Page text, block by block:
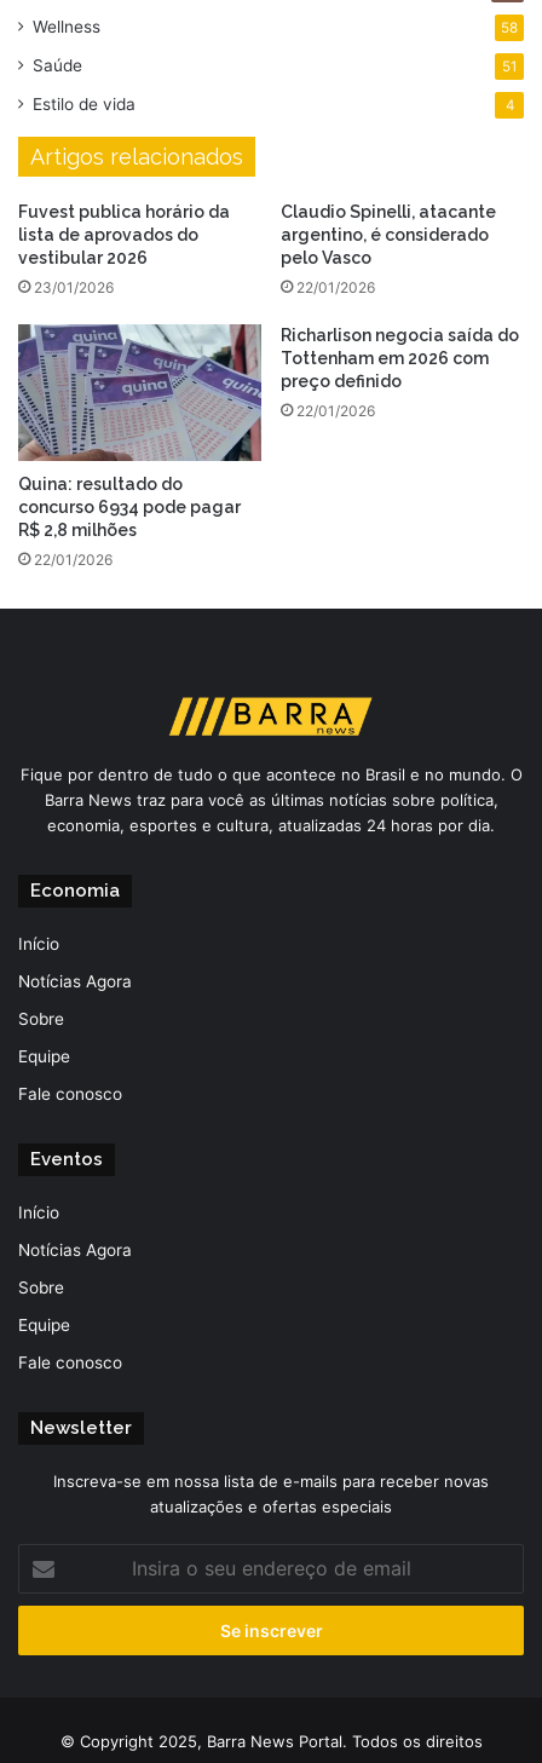
Wellness 58
Saúde 51
Estilo de vida 4
Artigos relacionados
Fuvest publica horário da
lista de aprovados do
vestibular 2026
23/01/2026
Claudio Spinelli, atacante
argentino, é considerado
pelo Vasco
22/01/2026
Quina: resultado do
concurso 6934 pode pagar
R$ 2,8 milhões
22/01/2026
Richarlison negocia saída do
Tottenham em 2026 com
preço definido
22/01/2026
Fique por dentro de tudo o que acontece no Brasil e no mundo. O
Barra News traz para você as últimas notícias sobre política,
economia, esportes e cultura, atualizadas 24 horas por dia.
Economia
Início
Notícias Agora
Sobre
Equipe
Fale conosco
Eventos
Início
Notícias Agora
Sobre
Equipe
Fale conosco
Newsletter
Inscreva-se em nossa lista de e-mails para receber novas
atualizações e ofertas especiais
seu
de
© Copyright 2025, Barra News Portal. Todos os direitos